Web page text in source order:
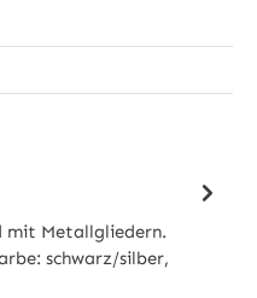
mit Metallgliedern.
schwarz/silber,